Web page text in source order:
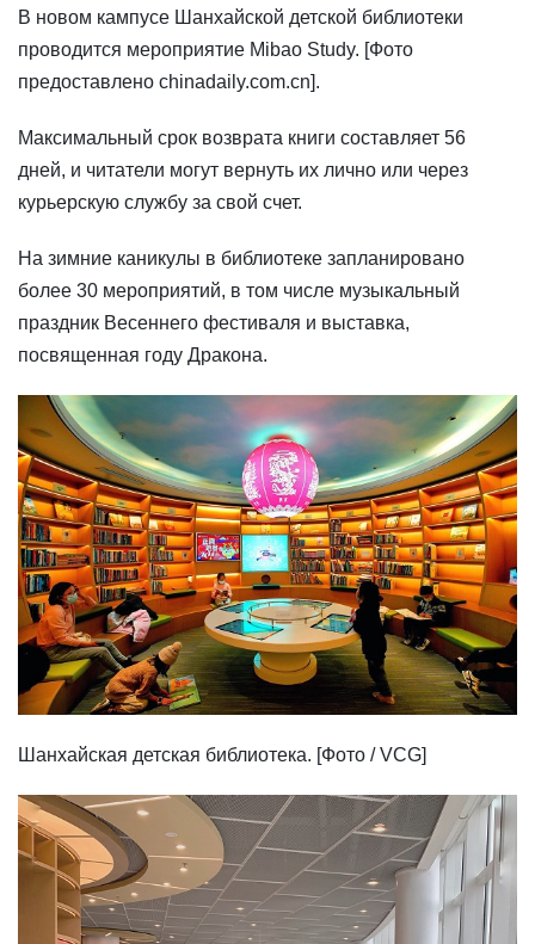
В новом кампусе Шанхайской детской библиотеки
проводится мероприятие Mibao Study. [Фото
предоставлено chinadaily.com.cn].
Максимальный срок возврата книги составляет 56
дней, и читатели могут вернуть их лично или через
курьерскую службу за свой счет.
На зимние каникулы в библиотеке запланировано
более 30 мероприятий, в том числе музыкальный
праздник Весеннего фестиваля и выставка,
посвященная году Дракона.
Шанхайская детская библиотека. [Фото / VCG]